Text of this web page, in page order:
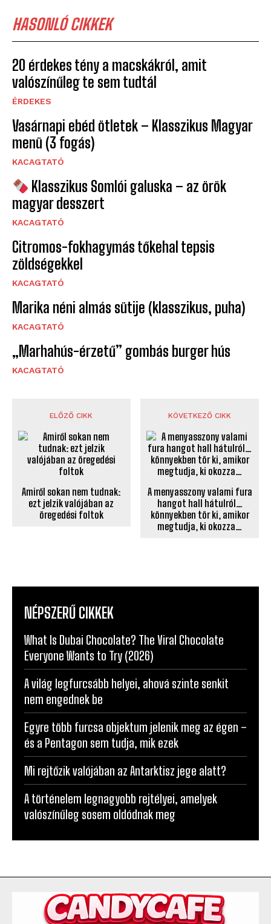
HASONLÓ CIKKEK
20 érdekes tény a macskákról, amit
valószínűleg te sem tudtál
ÉRDEKES
Vasárnapi ebéd ötletek – Klasszikus Magyar
menü (3 fogás)
KACAGTATÓ
Klasszikus Somlói galuska – az örök
magyar desszert
KACAGTATÓ
Citromos-fokhagymás tőkehal tepsis
zöldségekkel
KACAGTATÓ
Marika néni almás sütije (klasszikus, puha)
KACAGTATÓ
„Marhahús-érzetű” gombás burger hús
KACAGTATÓ
ELŐZŐ CIKK
Amiről sokan nem tudnak:
ezt jelzik valójában az
öregedési foltok
KÖVETKEZŐ CIKK
A menyasszony valami fura
hangot hall hátulról…
könnyekben tör ki, amikor
megtudja, ki okozza…
NÉPSZERŰ CIKKEK
What Is Dubai Chocolate? The Viral Chocolate
Everyone Wants to Try (2026)
A világ legfurcsább helyei, ahová szinte senkit
nem engednek be
Egyre több furcsa objektum jelenik meg az égen –
és a Pentagon sem tudja, mik ezek
Mi rejtőzik valójában az Antarktisz jege alatt?
A történelem legnagyobb rejtélyei, amelyek
valószínűleg sosem oldódnak meg